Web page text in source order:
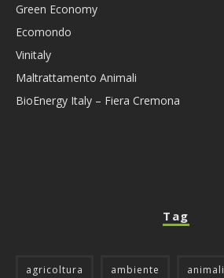
Green Economy
Ecomondo
Vinitaly
Maltrattamento Animali
BioEnergy Italy – Fiera Cremona
Tag
agricoltura ambiente animali